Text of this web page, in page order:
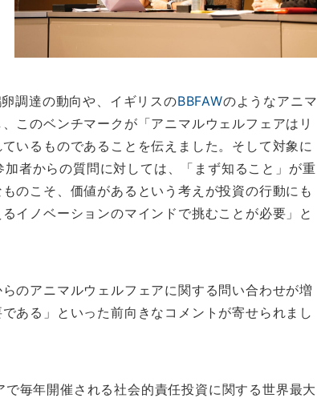
調達の動向や、イギリスのBBFAWのようなアニマ
このベンチマークが「アニマルウェルフェアはリ
いるものであることを伝えました。そして対象に
者からの質問に対しては、「まず知ること」が重
のこそ、価値があるという考えが投資の行動にも
イノベーションのマインドで挑むことが必要」と
のアニマルウェルフェアに関する問い合わせが増
ある」といった前向きなコメントが寄せられまし
毎年開催される社会的責任投資に関する世界最大